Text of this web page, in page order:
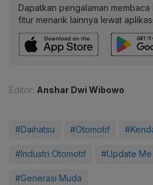
Dapatkan pengalaman
fitur menarik lainnya lewat
Editor: Anshar Dwi Wibowo
#Daihatsu #Otomotif
#Industri Otomotif #Update Me
#Generasi Muda